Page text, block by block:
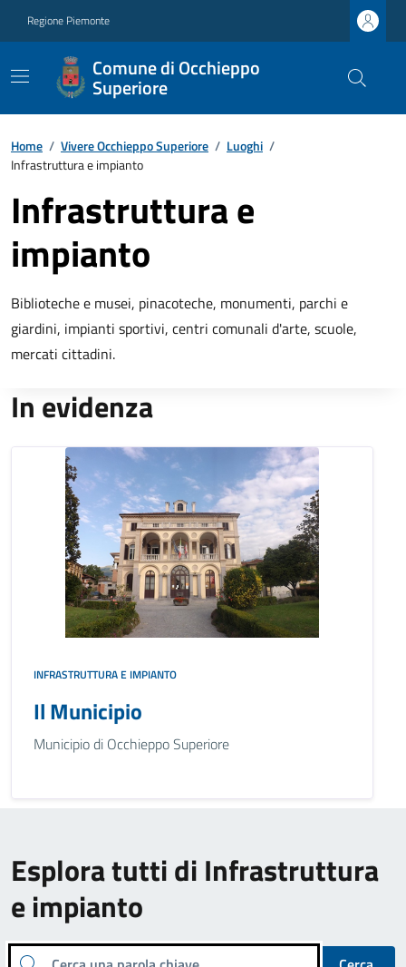
Regione Piemonte
Comune di Occhieppo
Superiore
Home / Vivere Occhieppo Superiore / Luoghi /
Infrastruttura e impianto
Infrastruttura e
impianto
Biblioteche e musei, pinacoteche, monumenti, parchi e
giardini, impianti sportivi, centri comunali d'arte, scuole,
mercati cittadini.
In evidenza
INFRASTRUTTURA E IMPIANTO
Il Municipio
Municipio di Occhieppo Superiore
Esplora tutti di Infrastruttura
e impianto
Cerca una parola chiave